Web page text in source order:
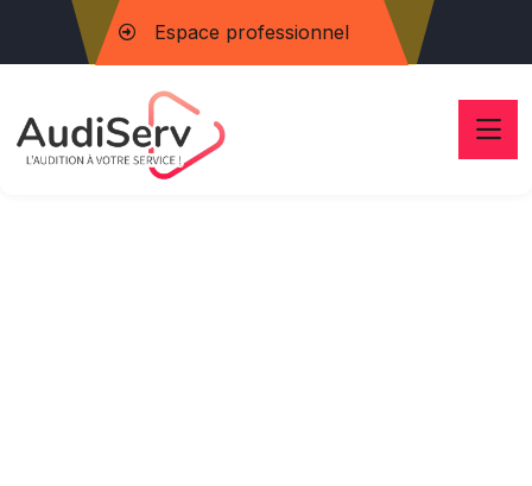
Espace professionnel